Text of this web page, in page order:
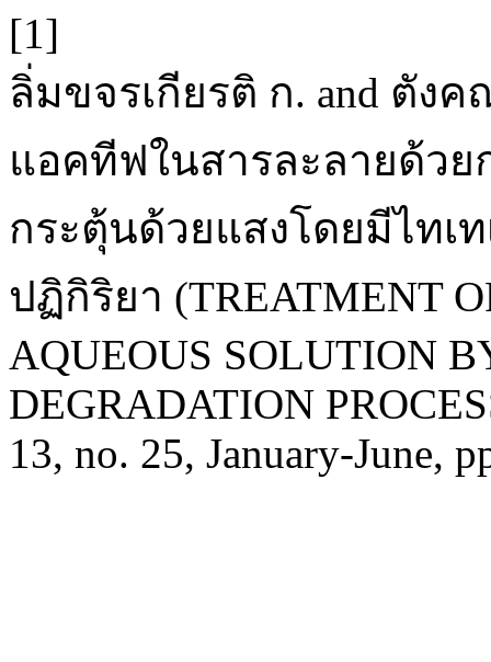
[1]
ลิ่มขจรเกียรติ ก. and ตัง
แอคทีฟในสารละลายด้ว
กระตุ้นด้วยแสงโดยมีไทเ
ปฏิกิริยา (TREATMENT
AQUEOUS SOLUTION
DEGRADATION
13, no. 25, January-June,